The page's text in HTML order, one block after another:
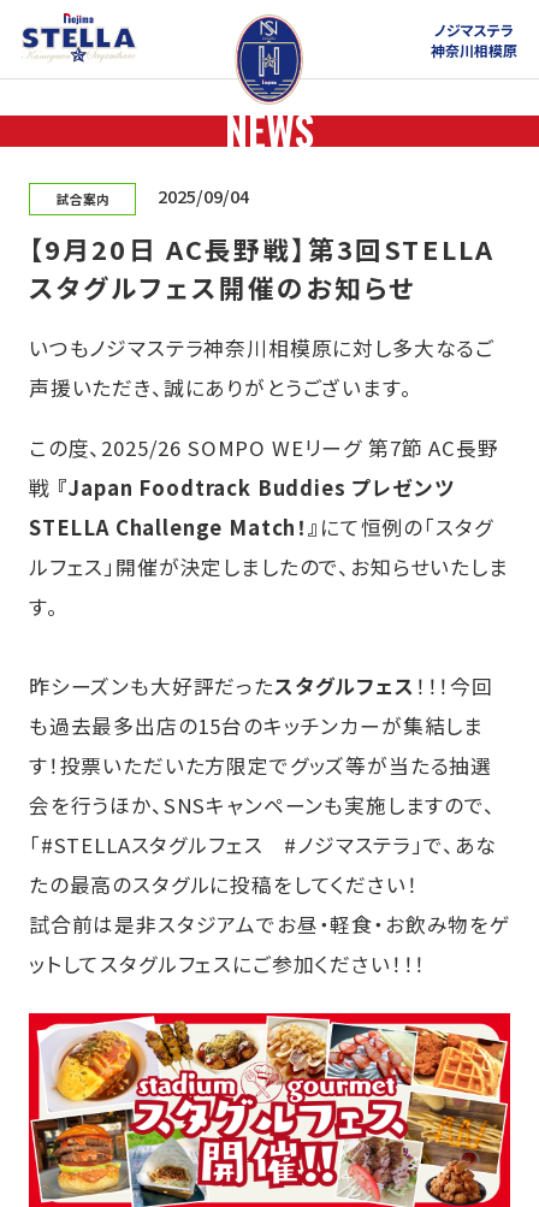
ノジマステラ
神奈川相模原
NEWS
試合案内 2025/09/04
【9月20日 AC長野戦】第3回STELLA
スタグルフェス開催のお知らせ
いつもノジマステラ神奈川相模原に対し多大なるご
声援いただき、誠にありがとうございます。
この度、2025/26 SOMPO WEリーグ 第7節 AC長野
戦 『Japan Foodtrack Buddies プレゼンツ
STELLA Challenge Match！』 にて恒例の「スタグ
ルフェス」開催が決定しましたので、お知らせいたしま
す。
昨シーズンも大好評だったスタグルフェス ！！！今回
も過去最多出店の15台のキッチンカーが集結しま
す！投票いただいた方限定でグッズ等が当たる抽選
会を行うほか、SNSキャンペーンも実施しますので、
「#STELLAスタグルフェス #ノジマステラ」で、あな
たの最高のスタグルに投稿をしてください！
試合前は是非スタジアムでお昼・軽食・お飲み物をゲ
ットしてスタグルフェスにご参加ください！！！